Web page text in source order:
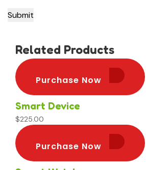
Related Products
Purchase Now
Purchase Now
Smart Device
$225.00
Purchase Now
Purchase Now